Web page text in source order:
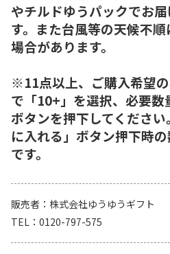
やチルドゆうパックでお
す。また台風等の天候不
場合があります。
※11点以上、ご購入希望
で「10+」を選択、必要数
ボタンを押下してくださ
に入れる」ボタン押下時
です。
販売者
株式会社ゆうゆうギフト
TEL
0120-797-575